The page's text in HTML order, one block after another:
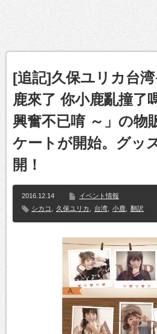
[追記]久保ユリカ台
鹿來了 你小鹿亂撞了
興奮不已唷 ～」の物
ケートが開始。グッ
開！
2016.12.14
イベント情報
シカコ
久保ユリカ 台湾 小鹿 翻訳